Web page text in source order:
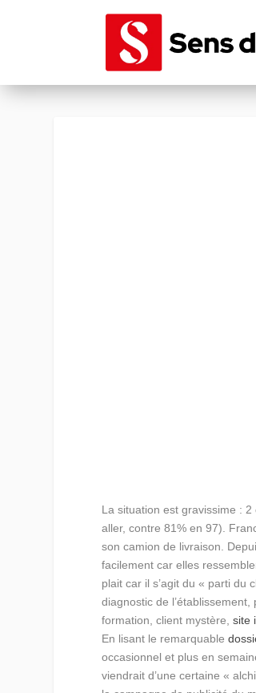
La situation est gravissime :
aller, contre 81% en 97).
son camion de livraison.
facilement car elles
plait car il s’agit du « parti du
diagnostic de
formation, client mystère,site
En lisant le remarquable
occasionnel et plus en
viendrait d’une certaine «